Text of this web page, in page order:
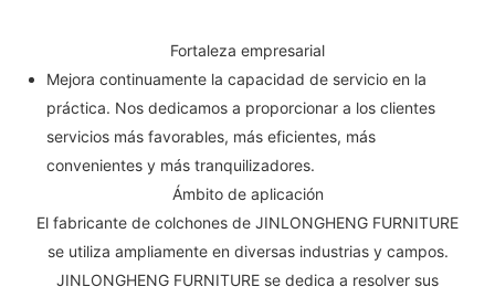
Fortaleza empresarial
Mejora continuamente la capacidad de servicio en la
práctica. Nos dedicamos a proporcionar a los clientes
servicios más favorables, más eficientes, más
convenientes y más tranquilizadores.
Ámbito de aplicación
El fabricante de colchones de JINLONGHENG FURNITURE
se utiliza ampliamente en diversas industrias y campos.
JINLONGHENG FURNITURE se dedica a resolver sus